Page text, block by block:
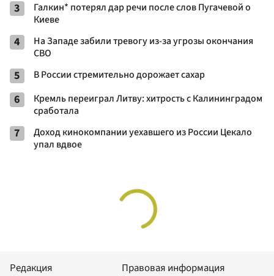
3
Галкин* потерял дар речи после слов Пугачевой о
Киеве
4
На Западе забили тревогу из-за угрозы окончания
СВО
5 В России стремительно дорожает сахар
6
Кремль переиграл Литву: хитрость с Калининградом
сработала
7
Доход кинокомпании уехавшего из России Цекало
упал вдвое
Редакция
Правовая информация